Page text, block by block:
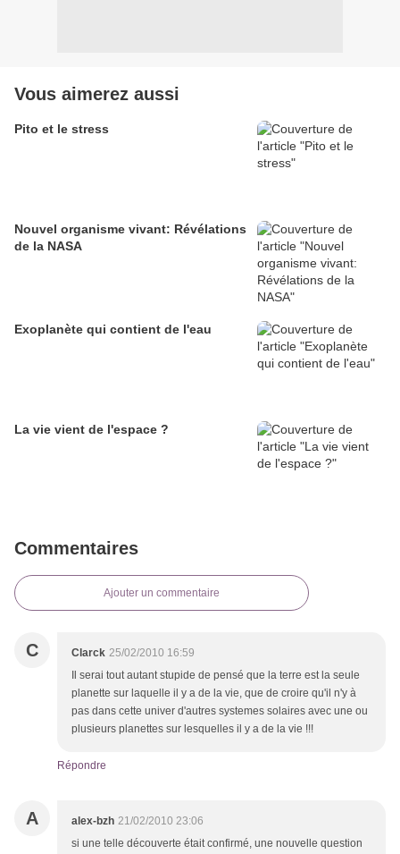
Vous aimerez aussi
Pito et le stress
Nouvel organisme vivant: Révélations
de la NASA
Exoplanète qui contient de l'eau
La vie vient de l'espace ?
Commentaires
Ajouter un commentaire
C Clarck 25/02/2010 16:59
Il serai tout autant stupide de pensé que la terre est la seule
planette sur laquelle il y a de la vie, que de croire qu'il n'y à
pas dans cette univer d'autres systemes solaires avec une ou
plusieurs planettes sur lesquelles il y a de la vie !!!
Répondre
A alex-bzh 21/02/2010 23:06
si une telle découverte était confirmé, une nouvelle question